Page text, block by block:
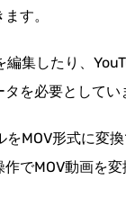
す。
編集したり、
を必要としてい
をMOV形式に変
でMOV動画を